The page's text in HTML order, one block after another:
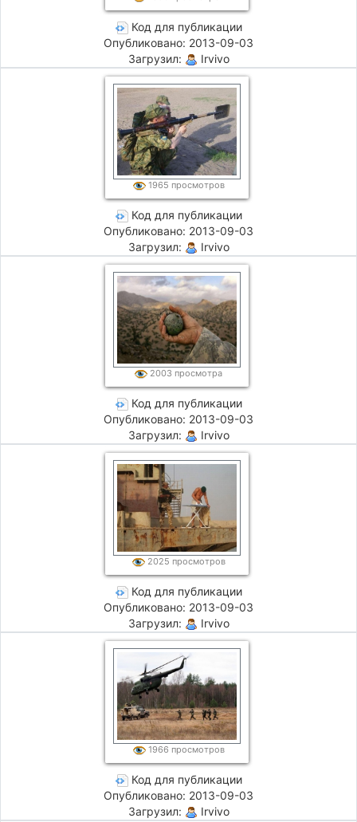
Код для публикации
Опубликовано: 2013-09-03
Загрузил:
Irvivo
1965 просмотров
Код для публикации
Опубликовано: 2013-09-03
Загрузил:
Irvivo
2003 просмотра
Код для публикации
Опубликовано: 2013-09-03
Загрузил:
Irvivo
2025 просмотров
Код для публикации
Опубликовано: 2013-09-03
Загрузил:
Irvivo
1966 просмотров
Код для публикации
Опубликовано: 2013-09-03
Загрузил:
Irvivo